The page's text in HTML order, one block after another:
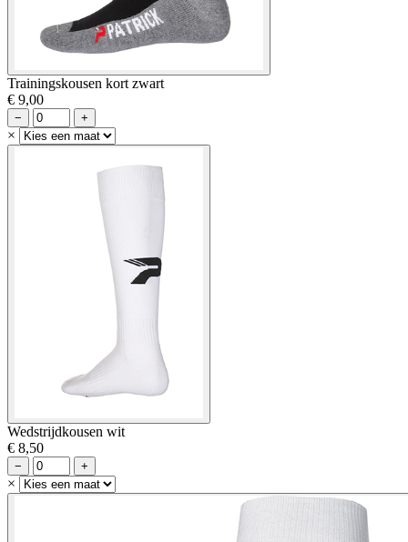
Trainingskousen kort zwart
€ 9,00
− +
×
Wedstrijdkousen wit
€ 8,50
− +
×